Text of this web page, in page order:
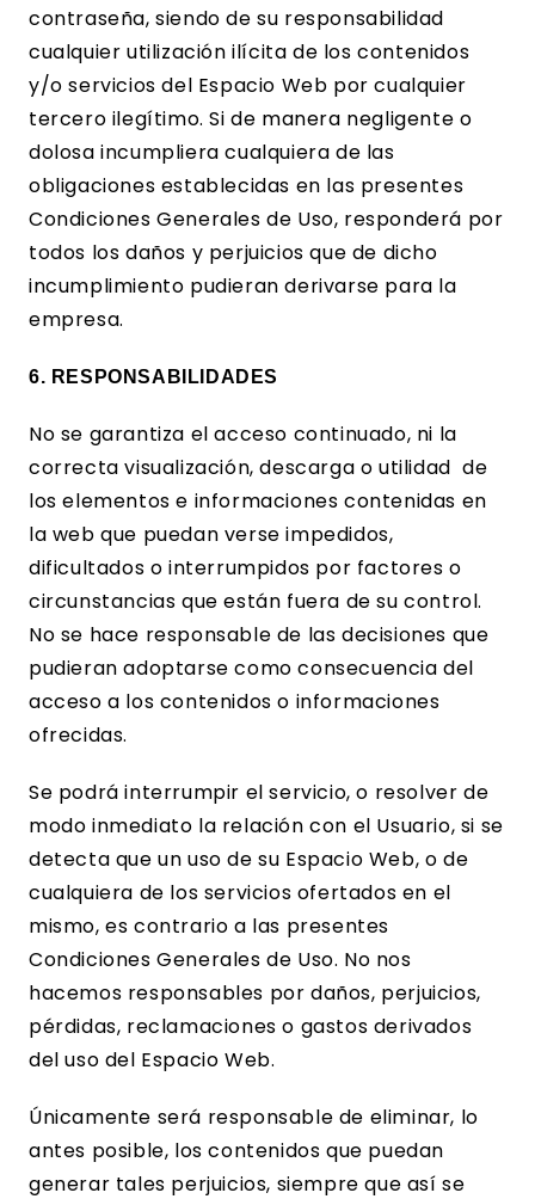
contraseña, siendo de su responsabilidad
cualquier utilización ilícita de los contenidos
y/o servicios del Espacio Web por cualquier
tercero ilegítimo. Si de manera negligente o
dolosa incumpliera cualquiera de las
obligaciones establecidas en las presentes
Condiciones Generales de Uso, responderá por
todos los daños y perjuicios que de dicho
incumplimiento pudieran derivarse para la
empresa.
6. RESPONSABILIDADES
No se garantiza el acceso continuado, ni la
correcta visualización, descarga o utilidad de
los elementos e informaciones contenidas en
la web que puedan verse impedidos,
dificultados o interrumpidos por factores o
circunstancias que están fuera de su control.
No se hace responsable de las decisiones que
pudieran adoptarse como consecuencia del
acceso a los contenidos o informaciones
ofrecidas.
Se podrá interrumpir el servicio, o resolver de
modo inmediato la relación con el Usuario, si se
detecta que un uso de su Espacio Web, o de
cualquiera de los servicios ofertados en el
mismo, es contrario a las presentes
Condiciones Generales de Uso. No nos
hacemos responsables por daños, perjuicios,
pérdidas, reclamaciones o gastos derivados
del uso del Espacio Web.
Únicamente será responsable de eliminar, lo
antes posible, los contenidos que puedan
generar tales perjuicios, siempre que así se